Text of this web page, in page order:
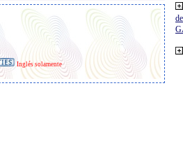
Inglés solamente